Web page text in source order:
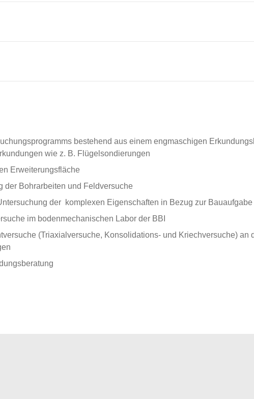
bestehend aus einem engmaschigen
wie z. B. Flügelsondierungen
Erweiterungsfläche
der Bohrarbeiten und Feldversuche
der komplexen Eigenschaften in Bezug zur
im bodenmechanischen Labor der BBI
(Triaxialversuche, Konsolidations- und Kriechversuche) an